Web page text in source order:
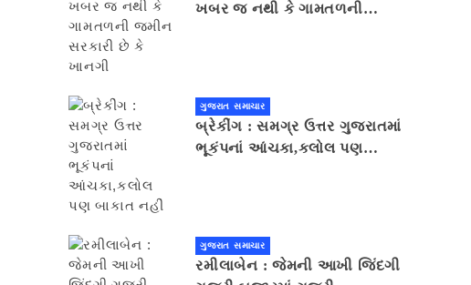
ખબર જ નથી કે ગામતળની
ગુજરાત સમાચાર
બ્રેકીંગ : સમગ્ર ઉત્તર ગુજરાતમાં
ભૂકંપનાં આંચકા,કલોલ પણ
ગુજરાત સમાચાર
રમીલાબેન : જેમની આખી જિંદગી